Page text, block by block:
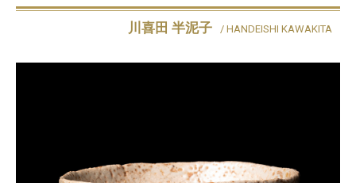
川喜田 半泥子 / HANDEISHI KAWAKITA